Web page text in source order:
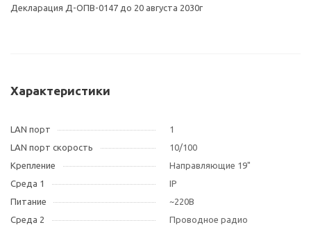
Декларация Д-ОПВ-0147 до 20 августа 2030г
Характеристики
LAN порт
1
LAN порт скорость
10/100
Крепление
Направляющие 19"
Среда 1
IP
Питание
~220В
Среда 2
Проводное радио